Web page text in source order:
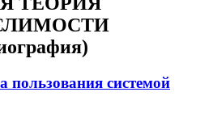
пользования системой